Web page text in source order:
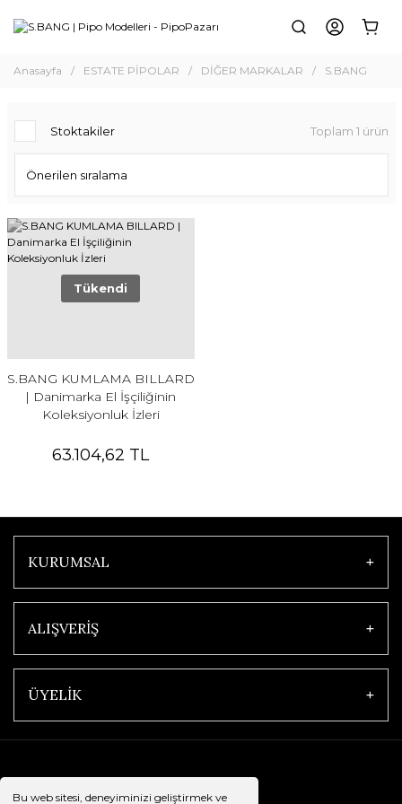
Bu web sitesi, deneyiminizi geliştirmek ve
Anasayfa ESTATE PİPOLAR DİĞER MARKALAR S.BANG
Stoktakiler Toplam 1 ürün
Tükendi
S.BANG KUMLAMA BILLARD
| Danimarka El İşçiliğinin
Koleksiyonluk İzleri
63.104,62 TL
KURUMSAL
ALIŞVERİŞ
ÜYELİK